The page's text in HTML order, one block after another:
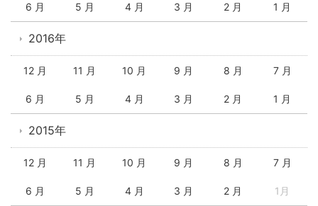
6 月 5 月 4 月 3 月 2 月 1 月
2016年
12 月 11 月 10 月 9 月 8 月 7 月
6 月 5 月 4 月 3 月 2 月 1 月
2015年
12 月 11 月 10 月 9 月 8 月 7 月
6 月 5 月 4 月 3 月 2 月 1月